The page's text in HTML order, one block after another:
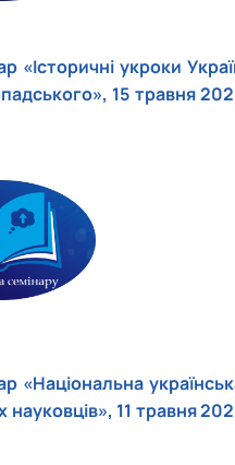
«Історичні укроки
15 травня
«Національна
11 травня